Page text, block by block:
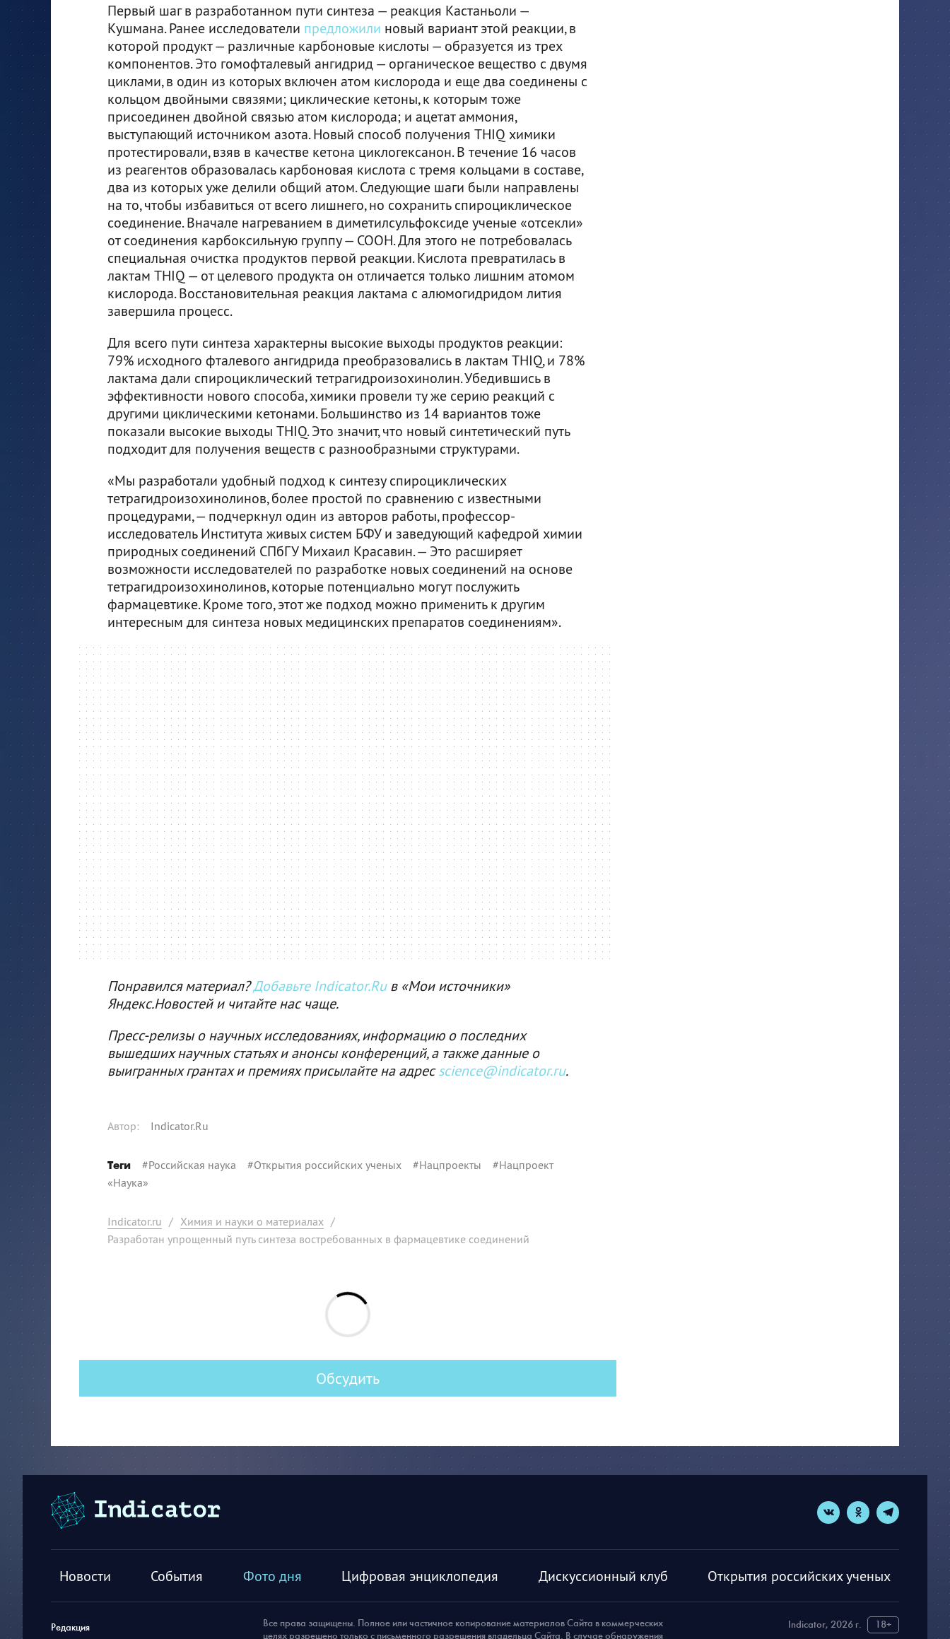
Первый шаг в разработанном пути синтеза — реакция Кастаньоли —
Кушмана. Ранее исследователи предложили новый вариант этой реакции, в
которой продукт — различные карбоновые кислоты — образуется из трех
компонентов. Это гомофталевый ангидрид — органическое вещество с двумя
циклами, в один из которых включен атом кислорода и еще два соединены с
кольцом двойными связями; циклические кетоны, к которым тоже
присоединен двойной связью атом кислорода; и ацетат аммония,
выступающий источником азота. Новый способ получения THIQ химики
протестировали, взяв в качестве кетона циклогексанон. В течение 16 часов
из реагентов образовалась карбоновая кислота с тремя кольцами в составе,
два из которых уже делили общий атом. Следующие шаги были направлены
на то, чтобы избавиться от всего лишнего, но сохранить спироциклическое
соединение. Вначале нагреванием в диметилсульфоксиде ученые «отсекли»
от соединения карбоксильную группу — COOH. Для этого не потребовалась
специальная очистка продуктов первой реакции. Кислота превратилась в
лактам THIQ — от целевого продукта он отличается только лишним атомом
кислорода. Восстановительная реакция лактама с алюмогидридом лития
завершила процесс.
Для всего пути синтеза характерны высокие выходы продуктов реакции:
79% исходного фталевого ангидрида преобразовались в лактам THIQ, и 78%
лактама дали спироциклический тетрагидроизохинолин. Убедившись в
эффективности нового способа, химики провели ту же серию реакций с
другими циклическими кетонами. Большинство из 14 вариантов тоже
показали высокие выходы THIQ. Это значит, что новый синтетический путь
подходит для получения веществ с разнообразными структурами.
«Мы разработали удобный подход к синтезу спироциклических
тетрагидроизохинолинов, более простой по сравнению с известными
процедурами, — подчеркнул один из авторов работы, профессор-
исследователь Института живых систем БФУ и заведующий кафедрой химии
природных соединений СПбГУ Михаил Красавин. — Это расширяет
возможности исследователей по разработке новых соединений на основе
тетрагидроизохинолинов, которые потенциально могут послужить
фармацевтике. Кроме того, этот же подход можно применить к другим
интересным для синтеза новых медицинских препаратов соединениям».
Понравился материал?Добавьте Indicator.Ruв «Мои источники»
Яндекс.Новостей и читайте нас чаще.
Пресс-релизы о научных исследованиях, информацию о последних
вышедших научных статьях и анонсы конференций, а также данные о
выигранных грантах и премиях присылайте на адресscience@indicator.ru.
Автор: Indicator.Ru
Теги #Российская наука #Открытия российских ученых #Нацпроекты #Нацпроект
«Наука»
Indicator.ru / Химия и науки о материалах /
Разработан упрощенный путь синтеза востребованных в фармацевтике соединений
Обсудить
Новости События Фото дня Цифровая энциклопедия Дискуссионный клуб Открытия российских ученых
Редакция Indicator, 2026 г. 18+
Все права защищены. Полное или частичное копирование материалов Сайта в коммерческих
целях разрешено только с письменного разрешения владельца Сайта. В случае обнаружения